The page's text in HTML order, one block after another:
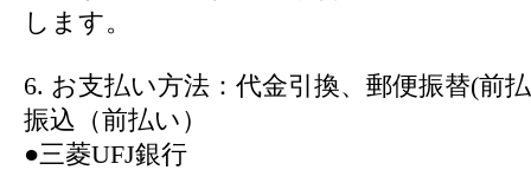
します。
6. お支払い方法：代金引換、郵便振替(前
振込（前払い）
●三菱UFJ銀行